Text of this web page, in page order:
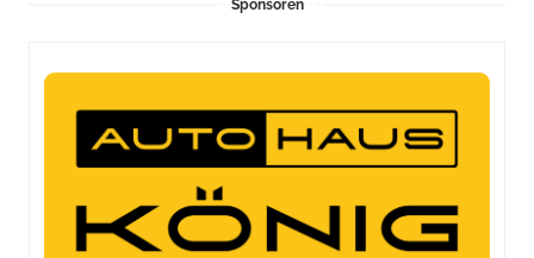
Sponsoren